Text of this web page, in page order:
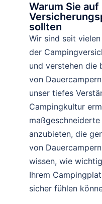
Warum Sie
sollten
Wir sind seit
der
und verstehen die
von
unser tiefes
Campingkultur
anzubieten, die
von
wissen, wie
Ihrem
sicher fühlen